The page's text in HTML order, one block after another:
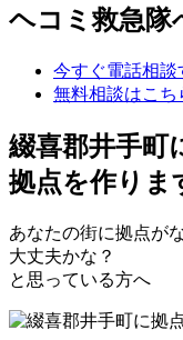
ヘコミ救急隊
今すぐ電話相談
無料相談はこち
綴喜郡井手町
拠点を作りま
あなたの街に拠点が
大丈夫かな？
と思っている方へ